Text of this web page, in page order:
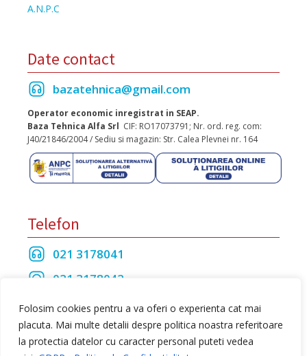
Folosim cookies pentru a va oferi o experienta cat mai
placuta. Mai multe detalii despre politica noastra referitoare
la protectia datelor cu caracter personal puteti vedea
A.N.P.C
Date contact
bazatehnica@gmail.com
Operator economic inregistrat in SEAP.
Baza Tehnica Alfa Srl CIF: RO17073791; Nr. ord. reg. com:
J40/21846/2004 / Sediu si magazin: Str. Calea Plevnei nr. 164
Telefon
021 3178041
021 3178042
021 3175208
Toate drepturile rezervate Baza Tehnica Alfa S.R.L